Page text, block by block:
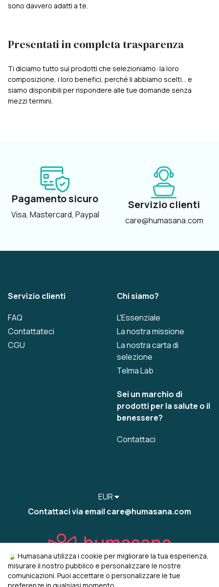
sono davvero adatti a te.
Presentati in completa trasparenza
Ti diciamo tutto sui prodotti che selezioniamo: la loro
composizione, i loro benefici, perché li abbiamo scelti... e
siamo disponibili per rispondere alle tue domande senza
mezzi termini.
Pagamento sicuro
Visa, Mastercard, Paypal
Servizio clienti
care@humasana.com
Servizio clienti
FAQ
Contattateci
CGU
Chi siamo?
L'Essenziale
La nostra missione
La nostra carta di
selezione
Telma Lab
Sei un marchio di
prodotti per la salute o il
benessere?
Contattaci
EUR
Contattaci via email care@humasana.com
🍃 Humasana utilizza i cookie per migliorare la tua esperienza,
misurare il nostro pubblico e personalizzare le nostre
comunicazioni. Puoi accettare o personalizzare le tue